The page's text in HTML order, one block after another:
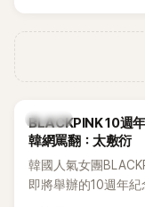
K-POP
BLACKPINK 10週
韓網罵翻：太敷衍
韓國人氣女團
即將舉辦的10週年